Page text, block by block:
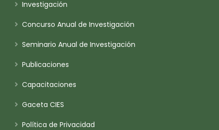
Investigación
Concurso Anual de Investigación
Seminario Anual de Investigación
Publicaciones
Capacitaciones
Gaceta CIES
Política de Privacidad